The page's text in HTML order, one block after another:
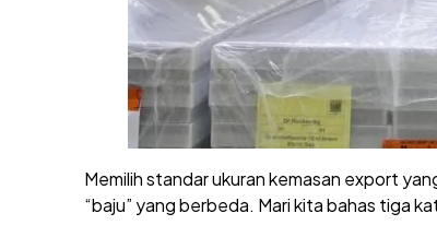
Memilih standar ukuran kemasan export
“baju” yang berbeda. Mari kita bahas tiga